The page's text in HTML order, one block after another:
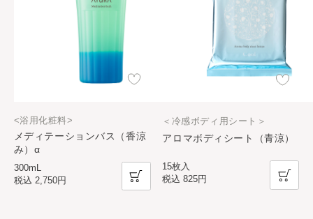
メディテーションバス（香涼
み）α
<浴用化粧料>
300mL
税込 2,750円
アロマボディシート（青涼）
＜冷感ボディ用シート＞
15枚入
税込825円